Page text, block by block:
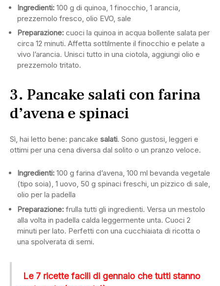
Ingredienti: 100 g di quinoa, 1 finocchio, 1 arancia,
prezzemolo fresco, olio EVO, sale
Preparazione: cuoci la quinoa in acqua bollente salata per
circa 12 minuti. Affetta sottilmente il finocchio e pelate a
vivo l’arancia. Unisci tutto in una ciotola, aggiungi olio e
prezzemolo tritato.
3. Pancake salati con farina
d’avena e spinaci
Sì, hai letto bene: pancake salati. Sono gustosi, leggeri e
ottimi per una cena diversa dal solito o un pranzo veloce.
Ingredienti: 100 g farina d’avena, 100 ml bevanda vegetale
(tipo soia), 1 uovo, 50 g spinaci freschi, un pizzico di sale,
olio per la padella
Preparazione: frulla tutti gli ingredienti. Versa un mestolo
alla volta in padella calda leggermente unta. Cuoci 2
minuti per lato. Perfetti con una cucchiaiata di ricotta o
una spolverata di semi.
Le 7 ricette facili di gennaio che tutti stanno